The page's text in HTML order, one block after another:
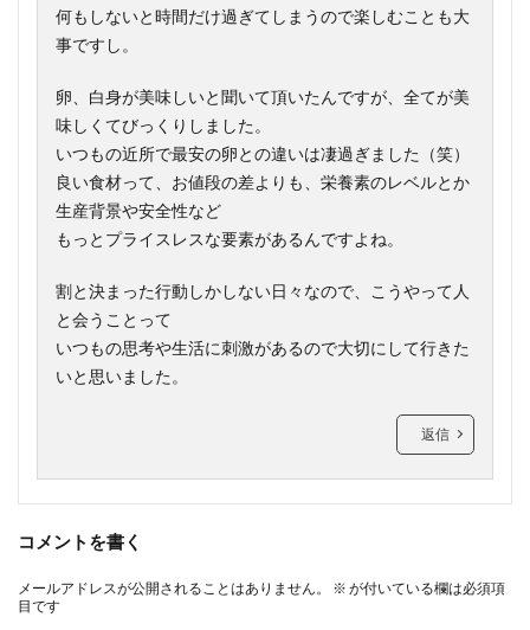
何もしないと時間だけ過ぎてしまうので楽しむことも大
事ですし。
卵、白身が美味しいと聞いて頂いたんですが、全てが美
味しくてびっくりしました。
いつもの近所で最安の卵との違いは凄過ぎました（笑）
良い食材って、お値段の差よりも、栄養素のレベルとか
生産背景や安全性など
もっとプライスレスな要素があるんですよね。
割と決まった行動しかしない日々なので、こうやって人
と会うことって
いつもの思考や生活に刺激があるので大切にして行きた
いと思いました。
返信
コメントを書く
メールアドレスが公開されることはありません。 ※ が付いている欄は必須項
目です